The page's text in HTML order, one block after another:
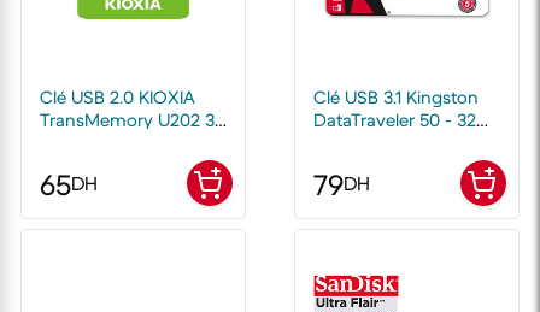
Clé USB 2.0 KIOXIA
TransMemory U202 32
65DH
Clé USB 3.1 Kingston
DataTraveler 50 - 32
79DH